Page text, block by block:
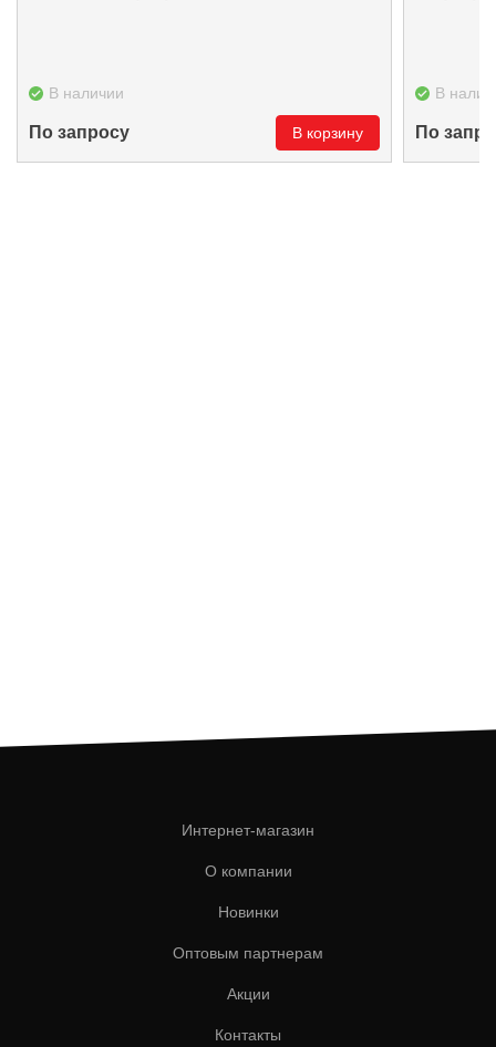
В наличии
По запросу В корзину
В
По
Интернет-магазин
О компании
Новинки
Оптовым партнерам
Акции
Контакты